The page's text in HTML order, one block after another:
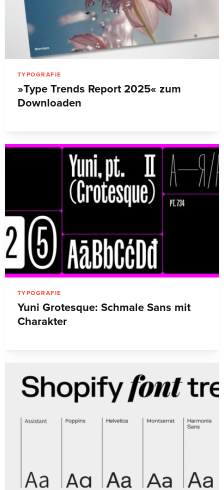
TYPOGRAFIE
»Type Trends Report 2025« zum
Downloaden
TYPOGRAFIE
Yuni Grotesque: Schmale Sans mit
Charakter